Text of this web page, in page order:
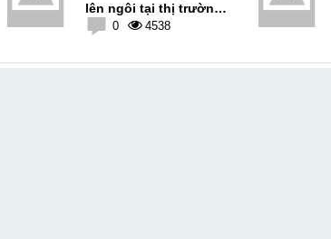
lên ngôi tại thị trường
Việt Nam
0 4538